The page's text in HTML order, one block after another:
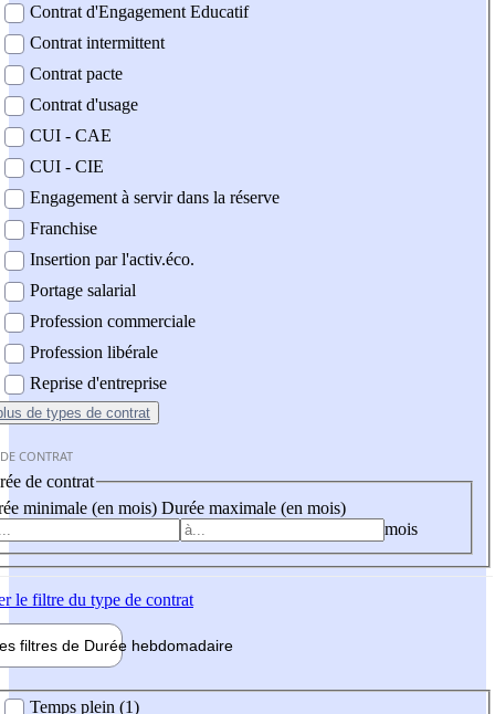
Contrat d'Engagement Educatif
Contrat intermittent
Contrat pacte
Contrat d'usage
CUI - CAE
CUI - CIE
Engagement à servir dans la réserve
Franchise
Insertion par l'activ.éco.
Portage salarial
Profession commerciale
Profession libérale
Reprise d'entreprise
de types de contrat
CONTRAT
de contrat
minimale (en mois) Durée maximale (en mois)
mois
le filtre du type de contrat
filtres de Durée hebdomadaire
Temps plein (1)